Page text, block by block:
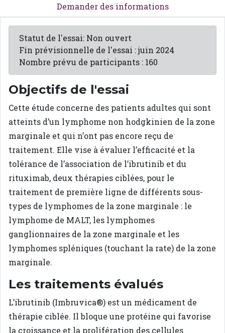
Demander des informations
Statut de l'essai: Non ouvert
Fin prévisionnelle de l'essai : juin 2024
Nombre prévu de participants : 160
Objectifs de l'essai
Cette étude concerne des patients adultes qui sont
atteints d’un lymphome non hodgkinien de la zone
marginale et qui n’ont pas encore reçu de
traitement. Elle vise à évaluer l’efficacité et la
tolérance de l’association de l’ibrutinib et du
rituximab, deux thérapies ciblées, pour le
traitement de première ligne de différents sous-
types de lymphomes de la zone marginale : le
lymphome de MALT, les lymphomes
ganglionnaires de la zone marginale et les
lymphomes spléniques (touchant la rate) de la zone
marginale.
Les traitements évalués
L’ibrutinib (Imbruvica®) est un médicament de
thérapie ciblée. Il bloque une protéine qui favorise
la croissance et la prolifération des cellules